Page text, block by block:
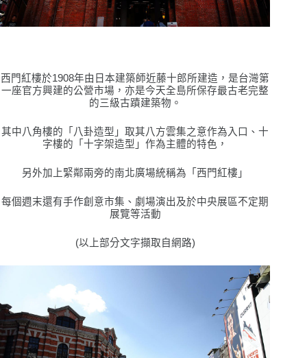
西門紅樓於1908年由日本建築師近藤十郎所建造，是台灣第
一座官方興建的公營市場，亦是今天全島所保存最古老完整
的三級古蹟建築物。
其中八角樓的「八卦造型」取其八方雲集之意作為入口、十
字樓的「十字架造型」作為主體的特色，
另外加上緊鄰兩旁的南北廣場統稱為「西門紅樓」
每個週末還有手作創意市集、劇場演出及於中央展區不定期
展覽等活動
(以上部分文字擷取自網路)